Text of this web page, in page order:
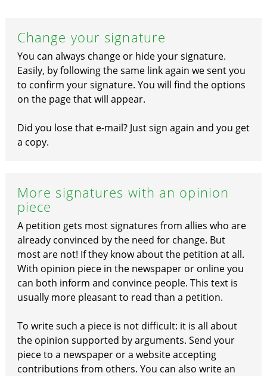
Change your signature
You can always change or hide your signature.
Easily, by following the same link again we sent you
to confirm your signature. You will find the options
on the page that will appear.
Did you lose that e-mail? Just sign again and you get
a copy.
More signatures with an opinion
piece
A petition gets most signatures from allies who are
already convinced by the need for change. But
most are not! If they know about the petition at all.
With opinion piece in the newspaper or online you
can both inform and convince people. This text is
usually more pleasant to read than a petition.
To write such a piece is not difficult: it is all about
the opinion supported by arguments. Send your
piece to a newspaper or a website accepting
contributions from others. You can also write an